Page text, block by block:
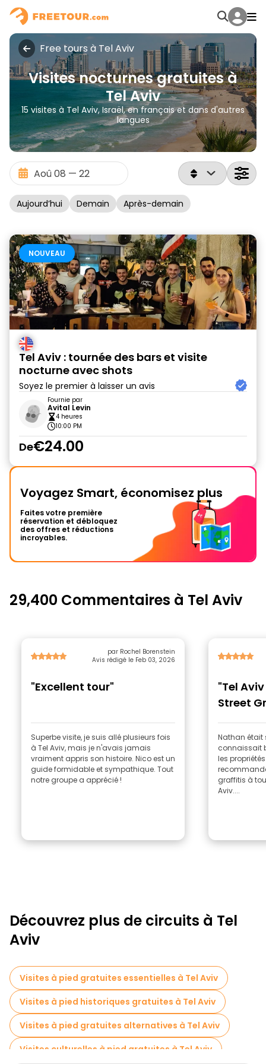
Free tours à Tel Aviv
Visites nocturnes gratuites à
Tel Aviv
15 visites à Tel Aviv, Israël, en français et dans d'autres
langues
Aujourd’hui Demain Après-demain
NOUVEAU
Tel Aviv : tournée des bars et visite
nocturne avec shots
Soyez le premier à laisser un avis
Fournie par
Avital Levin
4 heures
10:00 PM
De€24.00
Voyagez Smart, économisez plus
Faites votre première
réservation et débloquez
des offres et réductions
incroyables.
29,400 Commentaires à Tel Aviv
par Rochel Borenstein
Avis rédigé le Feb 03, 2026
"Excellent tour"
Superbe visite, je suis allé plusieurs fois
à Tel Aviv, mais je n'avais jamais
vraiment appris son histoire. Nico est un
guide formidable et sympathique. Tout
notre groupe a apprécié !
"Tel
Street
Nathan était
connaissait
les
graffitis à
Aviv....
Découvrez plus de circuits à Tel
Aviv
Visites à pied gratuites essentielles à Tel Aviv
Visites à pied historiques gratuites à Tel Aviv
Visites à pied gratuites alternatives à Tel Aviv
Visites culturelles à pied gratuites à Tel Aviv